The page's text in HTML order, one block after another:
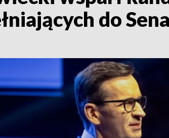
do